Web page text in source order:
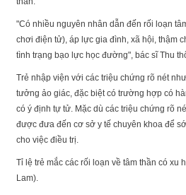
"Có nhiều nguyên nhân dẫn đến rối loạn
chơi điện tử), áp lực gia đình, xã hội, thậm
tình trạng bạo lực học đường", bác sĩ Thu
Trẻ nhập viện với các triệu chứng rõ nét
tưởng ảo giác, đặc biệt có trường hợp có
có ý định tự tử. Mặc dù các triệu chứng rõ
được đưa đến cơ sở y tế chuyên khoa để
cho việc điều trị.
Tỉ lệ trẻ mắc các rối loạn về tâm thần có xu
Lam).